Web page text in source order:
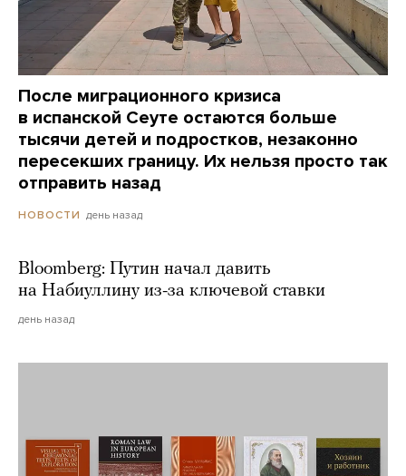
После миграционного кризиса
в испанской Сеуте остаются больше
тысячи детей и подростков, незаконно
пересекших границу. Их нельзя просто так
отправить назад
НОВОСТИ день назад
Bloomberg: Путин начал давить
на Набиуллину из-за ключевой ставки
день назад